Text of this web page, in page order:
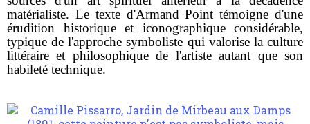
matérialiste. Le texte d'Armand Point témoigne d'une
érudition historique et iconographique considérable,
typique de l'approche symboliste qui valorise la culture
littéraire et philosophique de l'artiste autant que son
habileté technique.